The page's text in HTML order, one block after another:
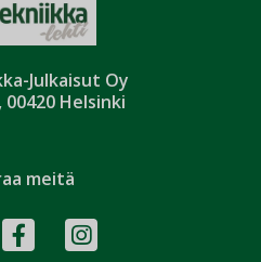
Julkaisut Oy
Helsinki
meitä